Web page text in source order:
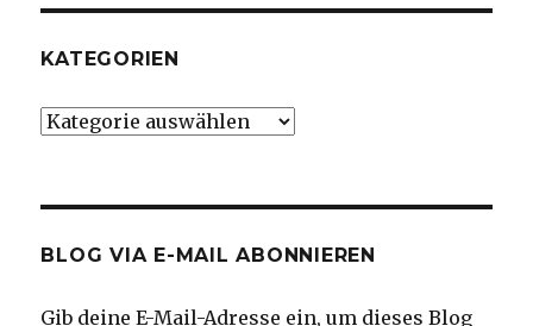
KATEGORIEN
Kategorien
BLOG VIA E-MAIL ABONNIEREN
Gib deine E-Mail-Adresse ein, um dieses Blog